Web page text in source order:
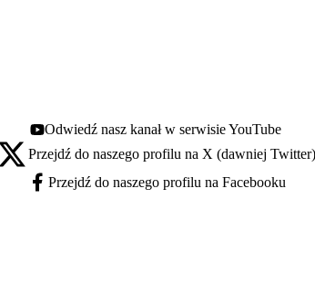
Youtube - otwiera się w nowej karcie
Odwiedź nasz kanał w serwisie YouTube
X - otwiera się w nowej karcie
Przejdź do naszego profilu na X (dawniej Twitter)
Facebook - otwiera się w nowej karcie
Przejdź do naszego profilu na Facebooku